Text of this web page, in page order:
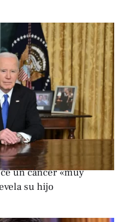
un cáncer «muy
su hijo